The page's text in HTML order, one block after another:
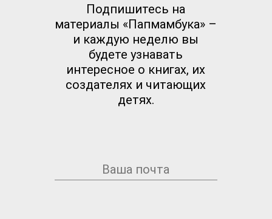
Подпишитесь на
материалы «Папмамбука» –
и каждую неделю вы
будете узнавать
интересное о книгах, их
создателях и читающих
детях.